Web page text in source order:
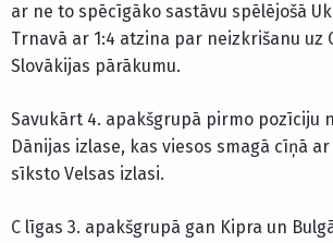
ar ne to spēcīgāko sastāvu spēlējošā
Trnavā ar 1:4 atzina par neizkrišanu uz
Slovākijas pārākumu.
Savukārt 4. apakšgrupā pirmo pozīciju
Dānijas izlase, kas viesos smagā cīņā ar
sīksto Velsas izlasi.
C līgas 3. apakšgrupā gan Kipra un